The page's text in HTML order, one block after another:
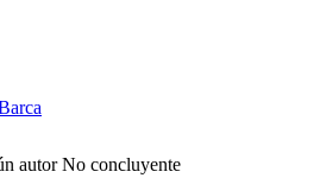
autor No concluyente